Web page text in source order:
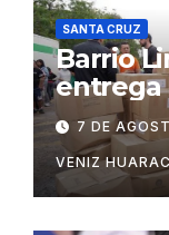
SANTA CRUZ
Barrio
entrega
7 DE
VENIZ